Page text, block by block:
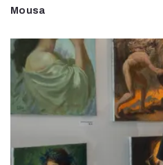
Mousa